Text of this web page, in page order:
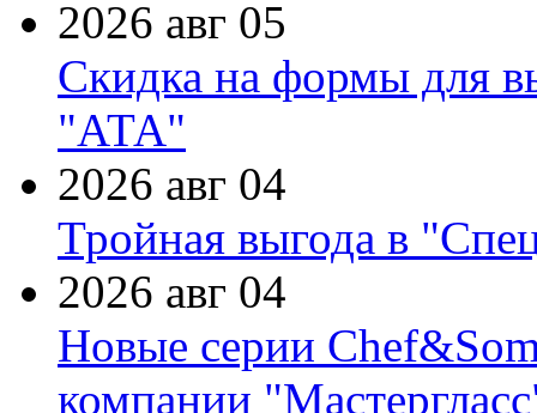
2026 авг 05
Скидка на формы для
"АТА"
2026 авг 04
Тройная выгода в
2026 авг 04
Новые серии
компании